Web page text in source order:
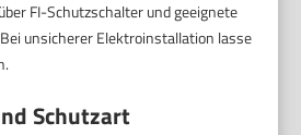
FI-Schutzschalter und geeignete
unsicherer Elektroinstallation lasse
Schutzart